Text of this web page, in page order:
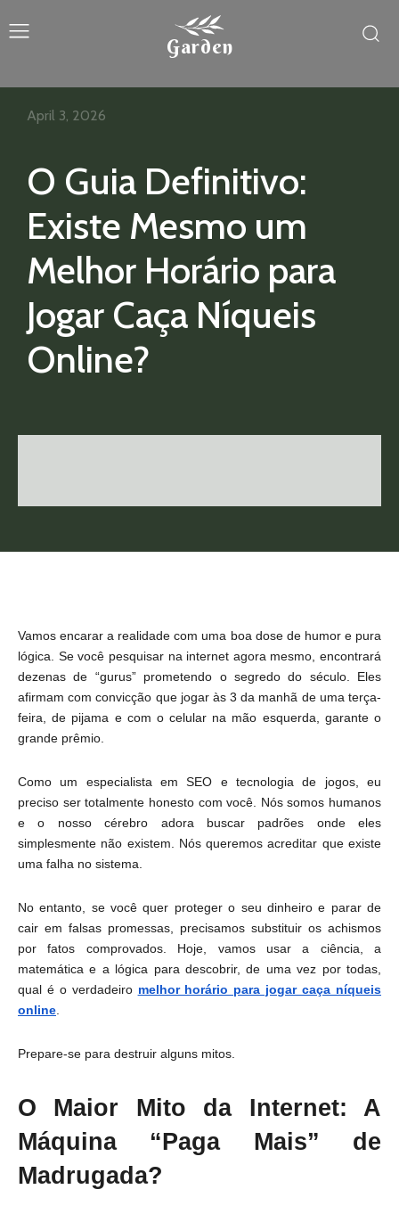
Garden
O Guia Definitivo:
Existe Mesmo um
Melhor Horário para
Jogar Caça Níqueis
Online?
April 3, 2026
Vamos encarar a realidade com uma boa dose de humor e pura
lógica. Se você pesquisar na internet agora mesmo, encontrará
dezenas de “gurus” prometendo o segredo do século. Eles
afirmam com convicção que jogar às 3 da manhã de uma terça-
feira, de pijama e com o celular na mão esquerda, garante o
grande prêmio.
Como um especialista em SEO e tecnologia de jogos, eu
preciso ser totalmente honesto com você. Nós somos humanos
e o nosso cérebro adora buscar padrões onde eles
simplesmente não existem. Nós queremos acreditar que existe
uma falha no sistema.
No entanto, se você quer proteger o seu dinheiro e parar de
cair em falsas promessas, precisamos substituir os achismos
por fatos comprovados. Hoje, vamos usar a ciência, a
matemática e a lógica para descobrir, de uma vez por todas,
qual é o verdadeiro melhor horário para jogar caça níqueis
online
Prepare-se para destruir alguns mitos.
O Maior Mito da Internet: A
Máquina “Paga Mais” de
Madrugada?